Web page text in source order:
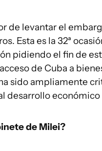
de levantar el
Esta es la 32ª
pidiendo el fin de
de Cuba a
sido ampliamente
desarrollo económico
de Milei?